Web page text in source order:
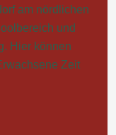
am nördlichen
und
Hier können
Zeit